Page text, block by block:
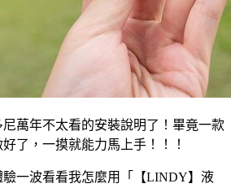
萬年不太看的安裝說明了！畢竟一款
了，一摸就能力馬上手！！！
一波看看我怎麼用「【LINDY】液